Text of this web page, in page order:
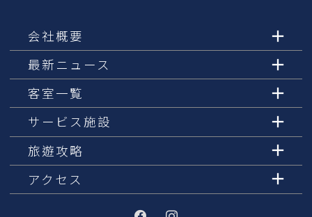
会社概要
最新ニュース
客室一覧
サービス施設
旅遊攻略
アクセス